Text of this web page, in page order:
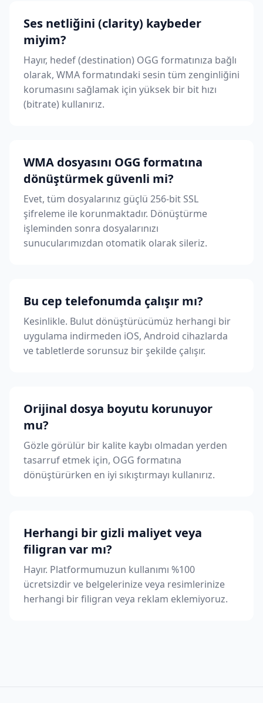
Ses netliğini (clarity) kaybeder
miyim?
Hayır, hedef (destination) OGG formatınıza bağlı
olarak, WMA formatındaki sesin tüm zenginliğini
korumasını sağlamak için yüksek bir bit hızı
(bitrate) kullanırız.
WMA dosyasını OGG formatına
dönüştürmek güvenli mi?
Evet, tüm dosyalarınız güçlü 256-bit SSL
şifreleme ile korunmaktadır. Dönüştürme
işleminden sonra dosyalarınızı
sunucularımızdan otomatik olarak sileriz.
Bu cep telefonumda çalışır mı?
Kesinlikle. Bulut dönüştürücümüz herhangi bir
uygulama indirmeden iOS, Android cihazlarda
ve tabletlerde sorunsuz bir şekilde çalışır.
Orijinal dosya boyutu korunuyor
mu?
Gözle görülür bir kalite kaybı olmadan yerden
tasarruf etmek için, OGG formatına
dönüştürürken en iyi sıkıştırmayı kullanırız.
Herhangi bir gizli maliyet veya
filigran var mı?
Hayır. Platformumuzun kullanımı %100
ücretsizdir ve belgelerinize veya resimlerinize
herhangi bir filigran veya reklam eklemiyoruz.